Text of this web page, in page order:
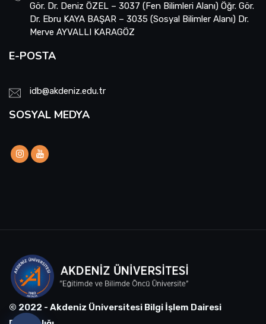
Gör. Dr. Deniz ÖZEL – 3037 (Fen Bilimleri Alanı) Öğr. Gör.
Dr. Ebru KAYA BAŞAR – 3035 (Sosyal Bilimler Alanı) Dr.
Merve AYVALLI KARAGÖZ
E-POSTA
idb@akdeniz.edu.tr
SOSYAL MEDYA
© 2022 - Akdeniz Üniversitesi Bilgi İşlem Dairesi